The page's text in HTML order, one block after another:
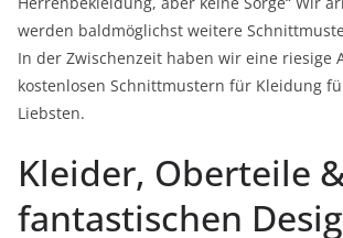
werden baldmöglichst weitere
In der Zwischenzeit haben wir eine riesige
kostenlosen Schnittmustern für Kleidung
Liebsten.
Kleider, Oberteile
fantastischen